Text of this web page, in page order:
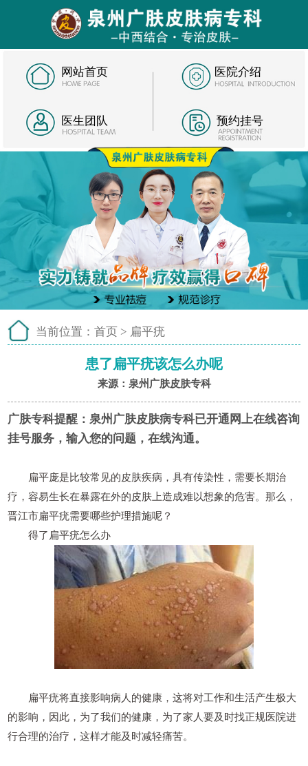
网站首页 医院介绍
医生团队 预约挂号
当前位置： 首页 > 扁平疣
患了扁平疣该怎么办呢
来源：泉州广肤皮肤专科
广肤专科提醒： 泉州广肤皮肤病专科已开通网上在线咨询
挂号服务，输入您的问题，在线沟通。
扁平庞是比较常见的皮肤疾病，具有传染性，需要长期治
疗，容易生长在暴露在外的皮肤上造成难以想象的危害。那么，
晋江市扁平疣需要哪些护理措施呢？
得了扁平疣怎么办
扁平疣将直接影响病人的健康，这将对工作和生活产生极大
的影响，因此，为了我们的健康，为了家人要及时找正规医院进
行合理的治疗，这样才能及时减轻痛苦。